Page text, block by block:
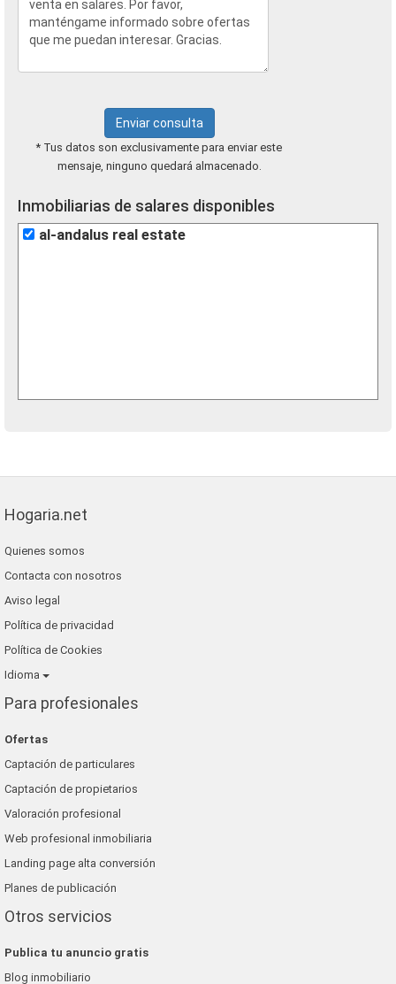
Enviar consulta
* Tus datos son exclusivamente para enviar este
mensaje, ninguno quedará almacenado.
Inmobiliarias de salares disponibles
al-andalus real estate
Hogaria.net
Quienes somos
Contacta con nosotros
Aviso legal
Política de privacidad
Política de Cookies
Idioma
Para profesionales
Ofertas
Captación de particulares
Captación de propietarios
Valoración profesional
Web profesional inmobiliaria
Landing page alta conversión
Planes de publicación
Otros servicios
Publica tu anuncio gratis
Blog inmobiliario